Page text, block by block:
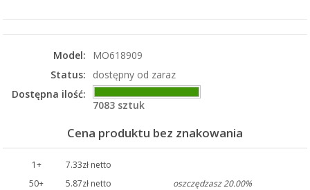
Model:
MO618909
Status:
dostępny od zaraz
Dostępna ilość:
7083 sztuk
Cena produktu bez znakowania
1+
7.33zł netto
50+
5.87zł netto
oszczędzasz 20.00%